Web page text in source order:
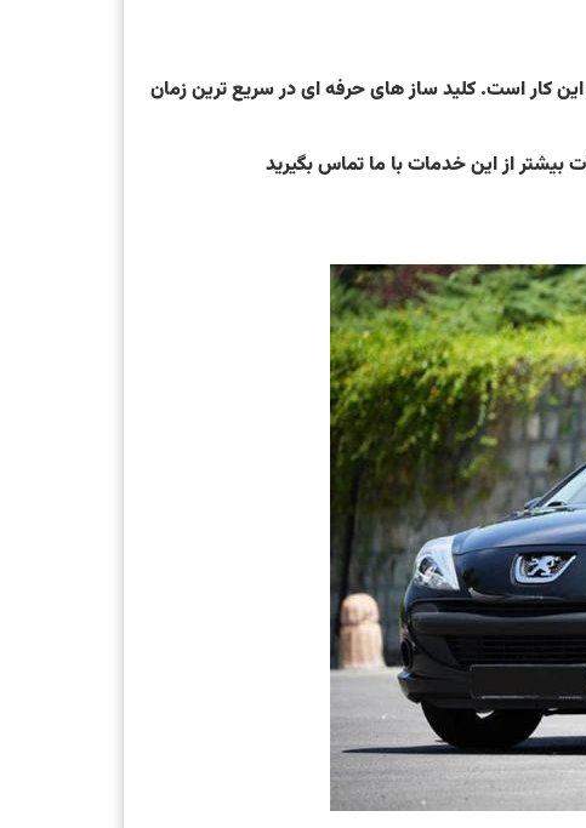
از کلید ساز حرفه ای برای این کار است. کلید ساز های حرفه ای در سریع ترین زمان
بیشتر از این خدمات با ما تماس بگیرید